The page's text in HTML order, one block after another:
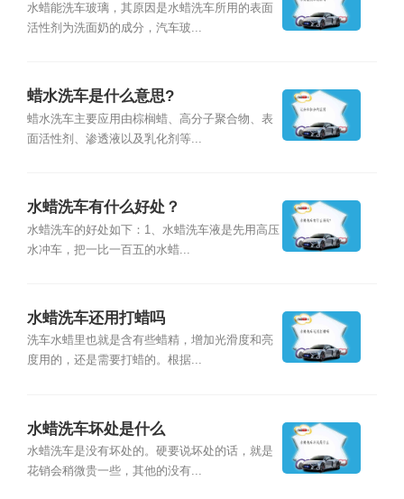
水蜡能洗车玻璃，其原因是水蜡洗车所用的表面
活性剂为洗面奶的成分，汽车玻...
蜡水洗车是什么意思?
蜡水洗车主要应用由棕榈蜡、高分子聚合物、表
面活性剂、渗透液以及乳化剂等...
水蜡洗车有什么好处？
水蜡洗车的好处如下：1、水蜡洗车液是先用高压
水冲车，把一比一百五的水蜡...
水蜡洗车还用打蜡吗
洗车水蜡里也就是含有些蜡精，增加光滑度和亮
度用的，还是需要打蜡的。根据...
水蜡洗车坏处是什么
水蜡洗车是没有坏处的。硬要说坏处的话，就是
花销会稍微贵一些，其他的没有...